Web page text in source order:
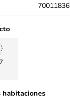
70011836
habitaciones